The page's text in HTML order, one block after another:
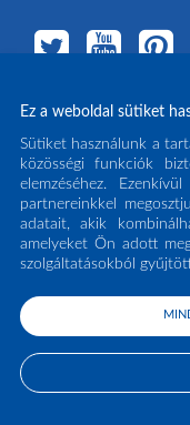
Ez a weboldal sütiket
Sütiket használunk a
közösségi funkciók
elemzéséhez.
partnereinkkel
adatait, akik
amelyeket Ön adott
szolgáltatásokból
COPYRIGHT ECLISSE S.R.L.
PRIVACY POLICY
COOKIE POLICY